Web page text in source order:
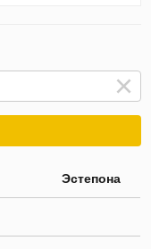
Эстепона